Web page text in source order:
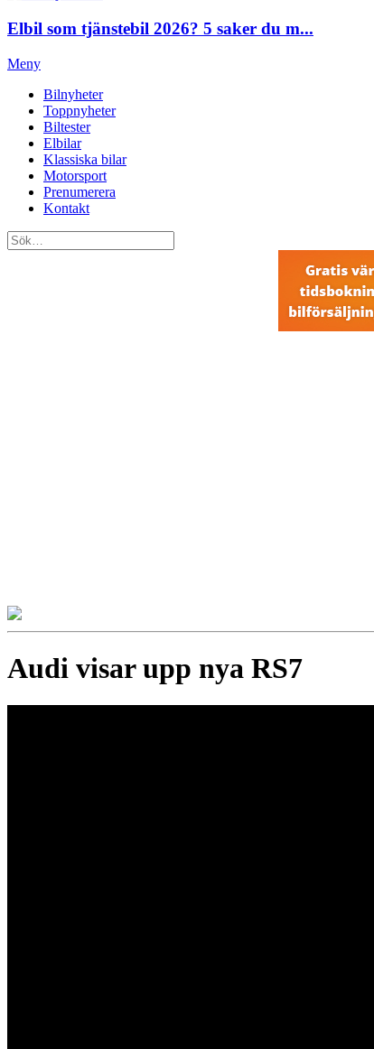
Elbil som tjänstebil 2026? 5 saker du m...
Meny
Bilnyheter
Toppnyheter
Biltester
Elbilar
Klassiska bilar
Motorsport
Prenumerera
Kontakt
Audi visar upp nya RS7